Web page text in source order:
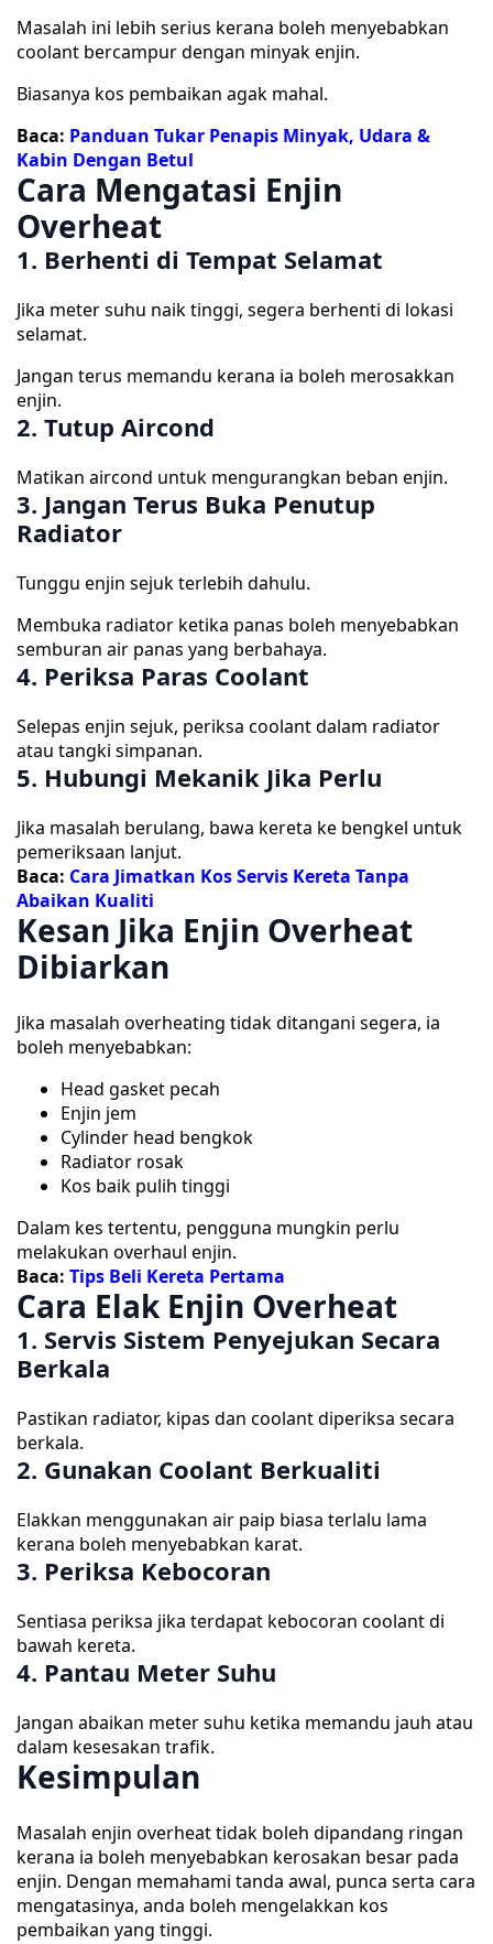
Masalah ini lebih serius kerana boleh menyebabkan
coolant bercampur dengan minyak enjin.
Biasanya kos pembaikan agak mahal.
Baca: Panduan Tukar Penapis Minyak, Udara &
Kabin Dengan Betul
Cara Mengatasi Enjin
Overheat
1. Berhenti di Tempat Selamat
Jika meter suhu naik tinggi, segera berhenti di lokasi
selamat.
Jangan terus memandu kerana ia boleh merosakkan
enjin.
2. Tutup Aircond
Matikan aircond untuk mengurangkan beban enjin.
3. Jangan Terus Buka Penutup
Radiator
Tunggu enjin sejuk terlebih dahulu.
Membuka radiator ketika panas boleh menyebabkan
semburan air panas yang berbahaya.
4. Periksa Paras Coolant
Selepas enjin sejuk, periksa coolant dalam radiator
atau tangki simpanan.
5. Hubungi Mekanik Jika Perlu
Jika masalah berulang, bawa kereta ke bengkel untuk
pemeriksaan lanjut.
Baca: Cara Jimatkan Kos Servis Kereta Tanpa
Abaikan Kualiti
Kesan Jika Enjin Overheat
Dibiarkan
Jika masalah overheating tidak ditangani segera, ia
boleh menyebabkan:
Head gasket pecah
Enjin jem
Cylinder head bengkok
Radiator rosak
Kos baik pulih tinggi
Dalam kes tertentu, pengguna mungkin perlu
melakukan overhaul enjin.
Baca: Tips Beli Kereta Pertama
Cara Elak Enjin Overheat
1. Servis Sistem Penyejukan Secara
Berkala
Pastikan radiator, kipas dan coolant diperiksa secara
berkala.
2. Gunakan Coolant Berkualiti
Elakkan menggunakan air paip biasa terlalu lama
kerana boleh menyebabkan karat.
3. Periksa Kebocoran
Sentiasa periksa jika terdapat kebocoran coolant di
bawah kereta.
4. Pantau Meter Suhu
Jangan abaikan meter suhu ketika memandu jauh atau
dalam kesesakan trafik.
Kesimpulan
Masalah enjin overheat tidak boleh dipandang ringan
kerana ia boleh menyebabkan kerosakan besar pada
enjin. Dengan memahami tanda awal, punca serta cara
mengatasinya, anda boleh mengelakkan kos
pembaikan yang tinggi.